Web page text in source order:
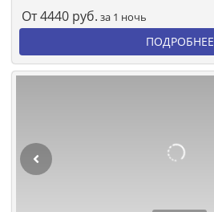
От4440 руб. за 1 ночь
ПОДРОБНЕЕ